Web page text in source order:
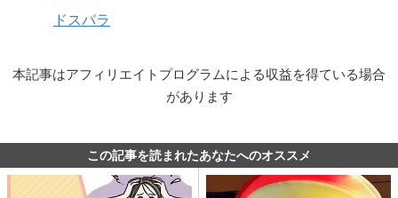
ドスパラ
本記事はアフィリエイトプログラムによる収益を得ている場合
があります
この記事を読まれたあなたへのオススメ